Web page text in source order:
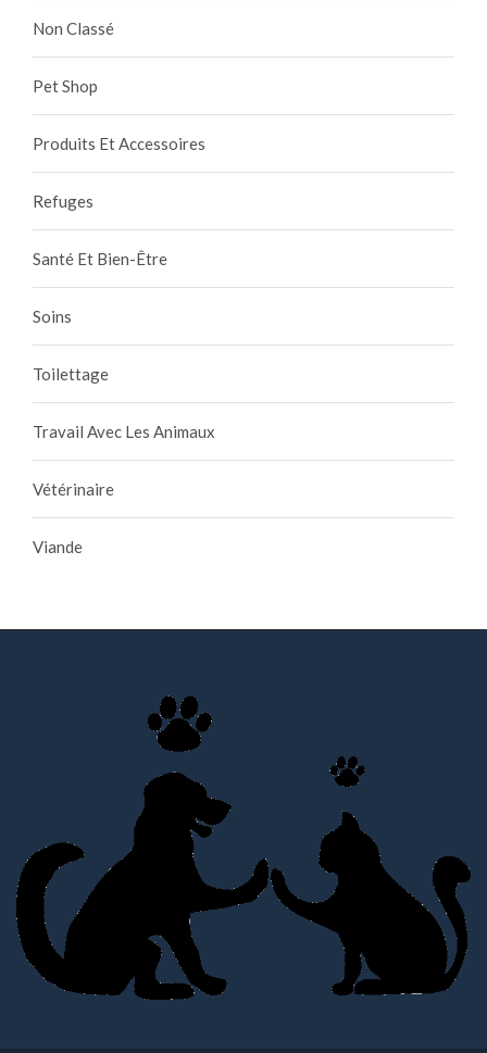
Non Classé
Pet Shop
Produits Et Accessoires
Refuges
Santé Et Bien-Être
Soins
Toilettage
Travail Avec Les Animaux
Vétérinaire
Viande